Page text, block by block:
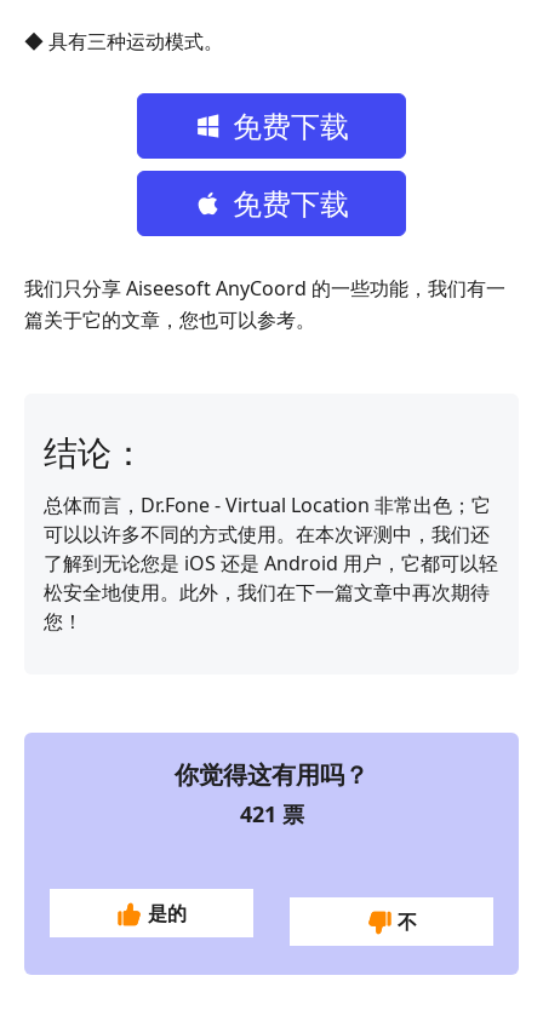
◆ 具有三种运动模式。
免费下载
免费下载
我们只分享 Aiseesoft AnyCoord 的一些功能，我们有一
篇关于它的文章，您也可以参考。
结论：
总体而言，Dr.Fone - Virtual Location 非常出色；它
可以以许多不同的方式使用。在本次评测中，我们还
了解到无论您是 iOS 还是 Android 用户，它都可以轻
松安全地使用。此外，我们在下一篇文章中再次期待
您！
你觉得这有用吗？
421 票
是的 不